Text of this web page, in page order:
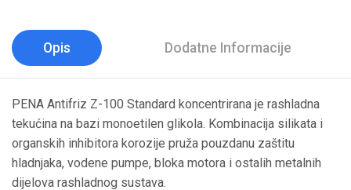
Opis Dodatne Informacije
PENA Antifriz Z-100 Standard koncentrirana je rashladna
tekućina na bazi monoetilen glikola. Kombinacija silikata i
organskih inhibitora korozije pruža pouzdanu zaštitu
hladnjaka, vodene pumpe, bloka motora i ostalih metalnih
dijelova rashladnog sustava.